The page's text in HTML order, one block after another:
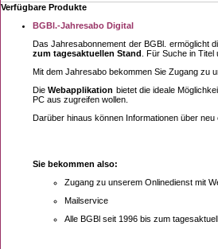
Verfügbare Produkte
BGBl.-Jahresabo Digital
Das Jahresabonnement der BGBl. ermöglicht
zum tagesaktuellen Stand . Für Suche in
Mit dem Jahresabo bekommen Sie Zugang zu
DieWebapplikation bietet die ideale
PC aus zugreifen wollen.
Darüber hinaus können Informationen über
Sie bekommen also:
Zugang zu unserem Onlinedienst mit
Mailservice
Alle BGBl seit 1996 bis zum